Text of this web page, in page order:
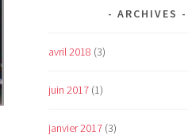
ARCHIVES
avril 2018 (3)
juin 2017 (1)
janvier 2017 (3)